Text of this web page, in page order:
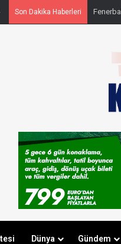
Son Dakika Haberleri
Dünya Gündem